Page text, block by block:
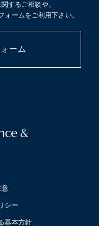
するご相談や、
ームをご利用下さい。
ーム
意
シー
基本方針